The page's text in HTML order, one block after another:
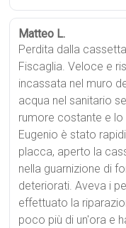
Matteo L.
Perdita dalla
Fiscaglia. Veloce e
incassata nel muro
acqua nel sanitario
rumore costante e lo
Eugenio è stato
placca, aperto la
nella guarnizione di
deteriorati. Aveva i
effettuato la
poco più di un'ora e